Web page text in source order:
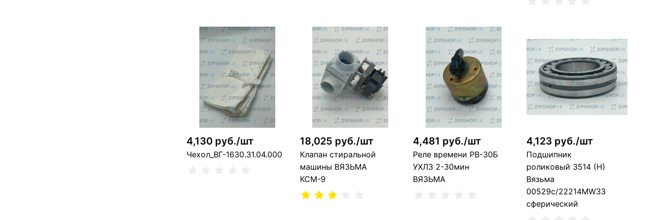
В корзину
2 шт
В корзину
1 шт
В корзину
1 шт В корзину
6 шт
4,130 руб./шт
Чехол_ВГ-1630.31.04.000
18,025 руб./шт
Клапан стиральной
машины ВЯЗЬМА
КСМ-9
4,481 руб./шт
Реле времени РВ-30Б
УХЛ3 2-30мин
ВЯЗЬМА
4,123 руб./шт
Подшипник
роликовый 3514 (Н)
Вязьма
00529с/22214MW33
сферический